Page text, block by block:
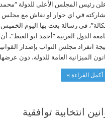
رئيس المجلس الأعلى للدولة “محمد
في اي حوار او نقاش مع مجلس
في رسالة بعث بها اليوم
الدول العربية “أحمد ابو الغيط”،
انفراد مجلس النواب بإصدار
الميزانية العامة للدولة، دون
أكمل القراءة »
انتخابية توافقية